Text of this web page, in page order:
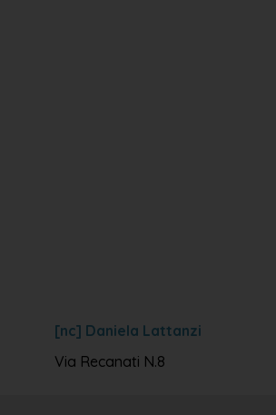
[nc] Daniela Lattanzi
Via Recanati N.8